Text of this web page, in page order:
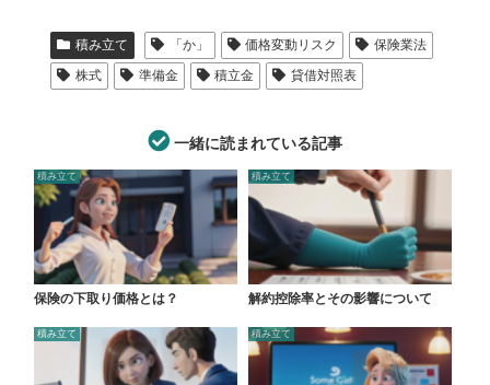
積み立て 「か」 価格変動リスク
保険業法
株式
準備金 積立金 貸借対照表
一緒に読まれている記事
積み立て
保険の下取り価格とは？
積み立て
解約控除率とその影響について
積み立て 積み立て